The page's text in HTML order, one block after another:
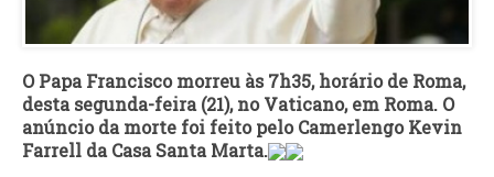
O Papa Francisco morreu às 7h35, horário de Roma,
desta segunda-feira (21), no Vaticano, em Roma. O
anúncio da morte foi feito pelo Camerlengo Kevin
Farrell da Casa Santa Marta.